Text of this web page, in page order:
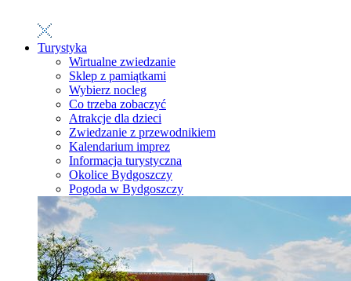
Turystyka
Wirtualne zwiedzanie
Sklep z pamiątkami
Wybierz nocleg
Co trzeba zobaczyć
Atrakcje dla dzieci
Zwiedzanie z przewodnikiem
Kalendarium imprez
Informacja turystyczna
Okolice Bydgoszczy
Pogoda w Bydgoszczy